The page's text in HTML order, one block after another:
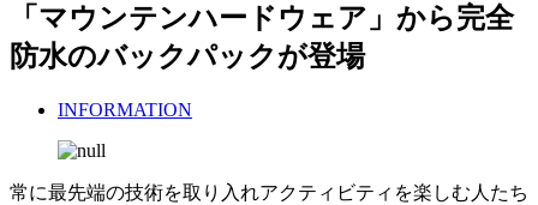
「マウンテンハードウェア」から完全
防水のバックパックが登場
INFORMATION
常に最先端の技術を取り入れアクティビティを楽しむ人たち